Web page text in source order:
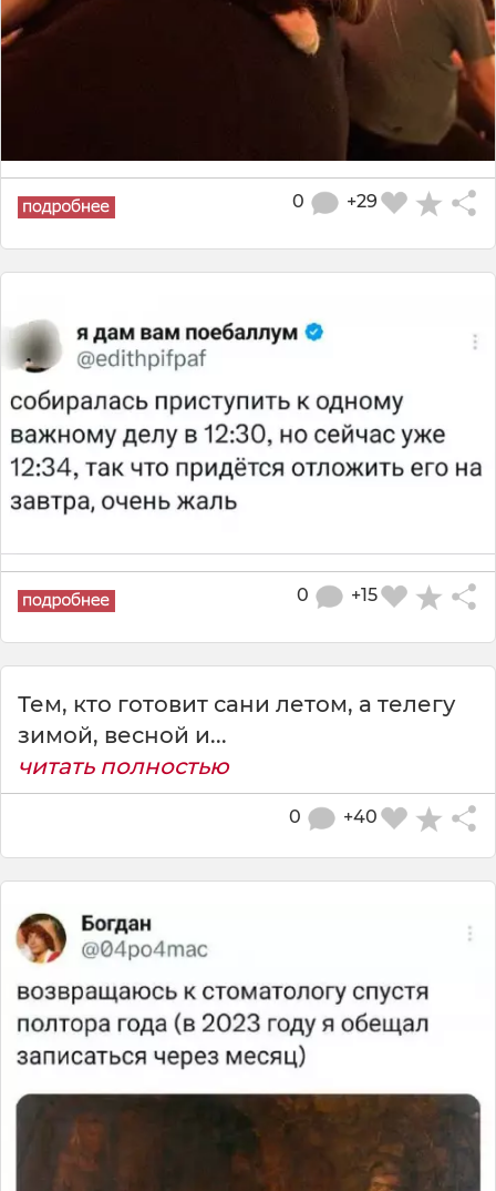
+29
0
+15
0
Тем, кто готовит сани летом, а телегу
зимой, весной и...
читать полностью
+40
0